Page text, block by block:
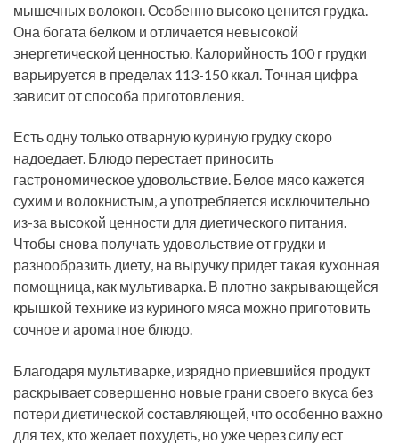
мышечных волокон. Особенно высоко ценится грудка.
Она богата белком и отличается невысокой
энергетической ценностью. Калорийность 100 г грудки
варьируется в пределах 113-150 ккал. Точная цифра
зависит от способа приготовления.
Есть одну только отварную куриную грудку скоро
надоедает. Блюдо перестает приносить
гастрономическое удовольствие. Белое мясо кажется
сухим и волокнистым, а употребляется исключительно
из-за высокой ценности для диетического питания.
Чтобы снова получать удовольствие от грудки и
разнообразить диету, на выручку придет такая кухонная
помощница, как мультиварка. В плотно закрывающейся
крышкой технике из куриного мяса можно приготовить
сочное и ароматное блюдо.
Благодаря мультиварке, изрядно приевшийся продукт
раскрывает совершенно новые грани своего вкуса без
потери диетической составляющей, что особенно важно
для тех, кто желает похудеть, но уже через силу ест